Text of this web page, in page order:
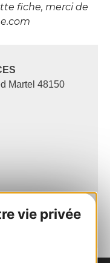
vie privée
fiche, merci de
Martel 48150